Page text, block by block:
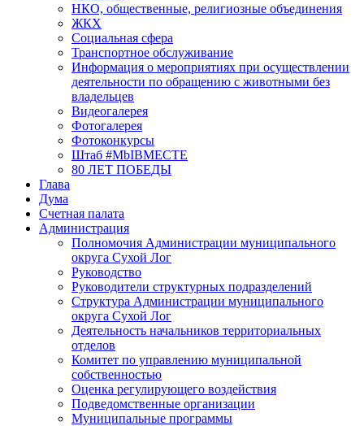
НКО, общественные, религиозные объединения
ЖКХ
Социальная сфера
Транспортное обслуживание
Информация о мероприятиях при осуществлении
деятельности по обращению с животными без
владельцев
Видеогалерея
Фотогалерея
Фотоконкурсы
Штаб #MbIBMECTE
80 ЛЕТ ПОБЕДЫ
Глава
Дума
Счетная палата
Администрация
Полномочия Администрации муниципального
округа Сухой Лог
Руководство
Руководители структурных подразделений
Структура Администрации муниципального
округа Сухой Лог
Деятельность начальников территориальных
отделов
Комитет по управлению муниципальной
собственностью
Оценка регулирующего воздействия
Подведомственные организации
Муниципальные программы